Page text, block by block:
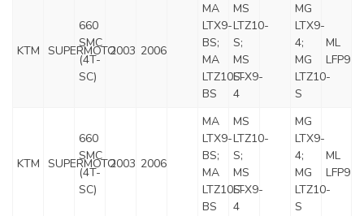
KTM SUPERMOTO
660
SMC
(4T-
SC)
2003 2006
MA
LTX9-
BS;
MA
LTZ10S-
BS
MS
LTZ10-
S;
MS
LTX9-
4
MG
LTX9-
4;
MG
LTZ10-
S
ML
LFP9
KTM SUPERMOTO
660
SMC
(4T-
SC)
2003 2006
MA
LTX9-
BS;
MA
LTZ10S-
BS
MS
LTZ10-
S;
MS
LTX9-
4
MG
LTX9-
4;
MG
LTZ10-
S
ML
LFP9